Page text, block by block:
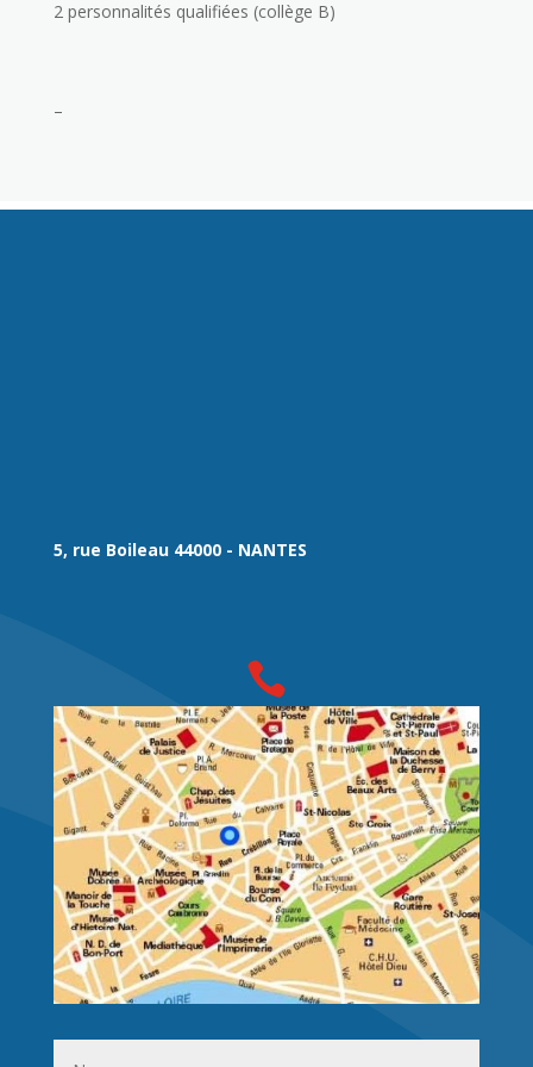
2 personnalités qualifiées (collège B)
–
5, rue Boileau 44000 - NANTES

l
02 40 69 73 33